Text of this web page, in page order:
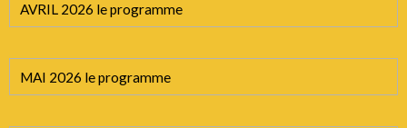
AVRIL 2026 le programme
MAI 2026 le programme